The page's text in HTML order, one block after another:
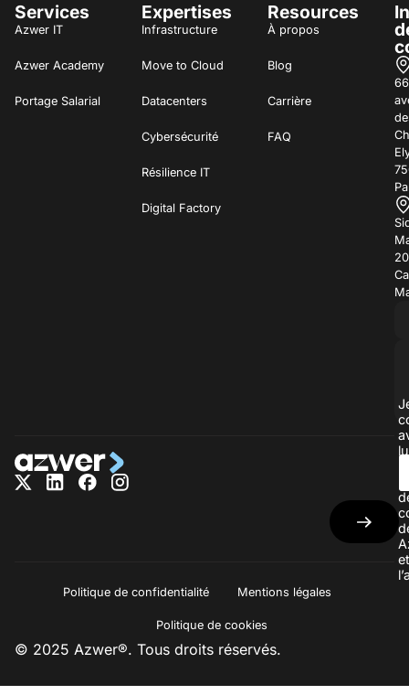
Services
Azwer IT
Azwer Academy
Portage Salarial
Expertises
Infrastructure
Move to Cloud
Datacenters
Cybersécurité
Résilience IT
Digital Factory
Resources
À propos
Blog
Carrière
FAQ
66
lu
et
© 2025 Azwer®. Tous droits réservés.
Politique de confidentialité Mentions légales
Politique de cookies